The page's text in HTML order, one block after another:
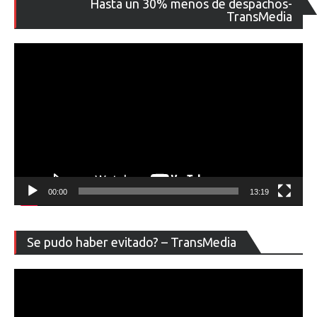
Hasta un 30% menos de despachos-
TransMedia
de
00:00 13:19
Se pudo haber evitado? – TransMedia
de